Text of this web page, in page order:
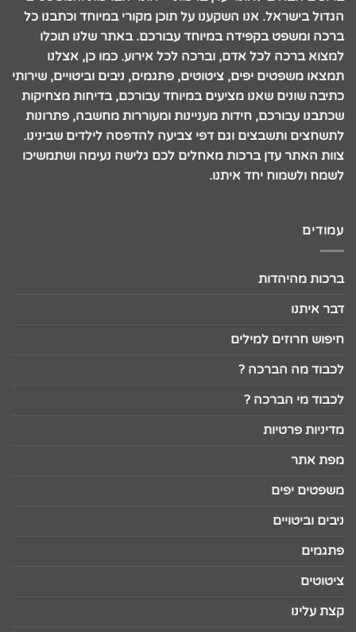
הגדול בישראל. אנו השקענו על תוכן מקורי במיוחד וכתבנו כל
ברכה ומשפט בקפידה במיוחד עבורכם. באתר שלנו תוכלו
למצוא ברכה לכל אדם, וברכה לכל אירוע. כמו כן, אצלנו
תמצאו משפטים יפים, ציטוטים, פתגמים, ניבים וביטויים, שירותי
כתיבה שונים שאנו מציעים במיוחד עבורכם, בדיחות מצחיקות
שכתבנו עבורכם, חידות מעניינות ומעוררות מחשבה, פתרונות
לתשחצים ותשבצים וגם דפי צביעה להדפסה לילדים שבינינו.
צוות האתר עדן ברכות מאחלים לכם גלישה נעימה ושתמשיכו
לשמח ולשמוח יחד איתנו.
עמודים
ברכות מהיהדות
דבר איתנו
חיפוש חרוזים למילים
לכבוד מה הברכה ?
לכבוד מי הברכה ?
מדיניות פרטיות
מפת אתר
משפטים יפים
ניבים וביטויים
פתגמים
ציטוטים
קצת עלינו